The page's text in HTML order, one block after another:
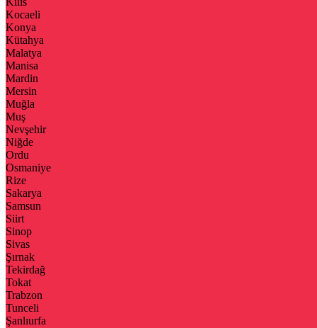
Kocaeli
Konya
Kütahya
Malatya
Manisa
Mardin
Mersin
Muğla
Muş
Nevşehir
Niğde
Ordu
Osmaniye
Rize
Sakarya
Samsun
Siirt
Sinop
Sivas
Şırnak
Tekirdağ
Tokat
Trabzon
Tunceli
Şanlıurfa